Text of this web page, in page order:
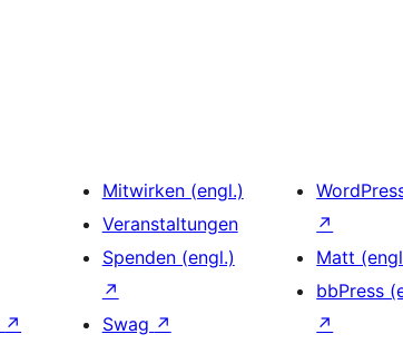
↗
Mitwirken (engl.)
Veranstaltungen
Spenden (engl.)
↗
Swag ↗
↗
Matt
bbPress
↗